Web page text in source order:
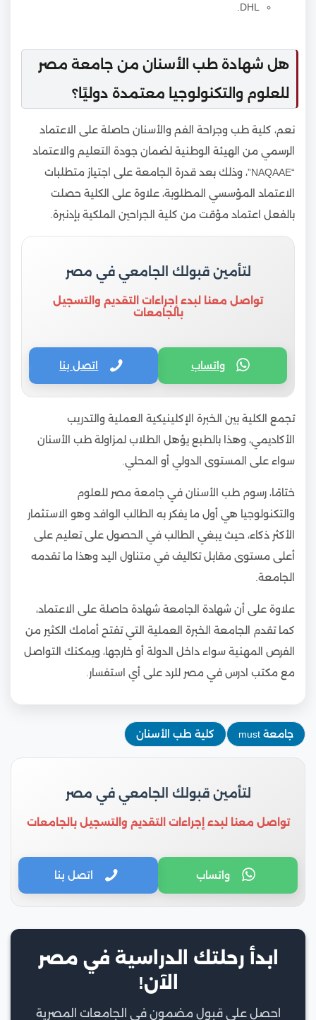
DHL.
هل شهادة طب الأسنان من جامعة مصر
للعلوم والتكنولوجيا معتمدة دوليًا؟
نعم، كلية طب وجراحة الفم والأسنان حاصلة على الاعتماد
الرسمي من الهيئة الوطنية لضمان جودة التعليم والاعتماد
“NAQAAE”، وذلك بعد قدرة الجامعة على اجتياز متطلبات
الاعتماد المؤسسي المطلوبة، علاوة على الكلية حصلت
بالفعل اعتماد مؤقت من كلية الجراحين الملكية بإدنبرة.
لتأمين قبولك الجامعي في مصر
تواصل معنا لبدء إجراءات التقديم والتسجيل
بالجامعات
واتساب اتصل بنا
تجمع الكلية بين الخبرة الإكلينيكية العملية والتدريب
الأكاديمي، وهذا بالطبع يؤهل الطلاب لمزاولة طب الأسنان
سواء على المستوى الدولي أو المحلي.
ختامًا، رسوم طب الأسنان في جامعة مصر للعلوم
والتكنولوجيا هي أول ما يفكر به الطالب الوافد وهو الاستثمار
الأكثر ذكاء، حيث يبغي الطالب في الحصول على تعليم على
أعلى مستوى مقابل تكاليف في متناول اليد وهذا ما تقدمه
الجامعة.
علاوة على أن شهادة الجامعة شهادة حاصلة على الاعتماد،
كما تقدم الجامعة الخبرة العملية التي تفتح أمامك الكثير من
الفرص المهنية سواء داخل الدولة أو خارجها، ويمكنك التواصل
مع مكتب ادرس في مصر للرد على أي استفسار.
جامعة must كلية طب الأسنان
لتأمين قبولك الجامعي في مصر
تواصل معنا لبدء إجراءات التقديم والتسجيل بالجامعات
واتساب اتصل بنا
ابدأ رحلتك الدراسية في مصر
الآن!
احصل على قبول مضمون في الجامعات المصرية